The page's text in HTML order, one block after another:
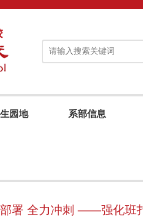
园地 系部信息
署 全力冲刺 ——强化班